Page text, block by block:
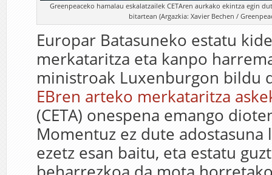
Greenpeaceko hamalau eskalatzailek CETAren aurkako ekintza egin
bitartean (Argazkia: Xavier Bechen /
Europar Batasuneko estatu
merkataritza eta kanpo
ministroak Luxenburgon bildu
EBren arteko merkataritza
(CETA) onespena emango
Momentuz ez dute adostasuna
ezetz esan baitu, eta estatu